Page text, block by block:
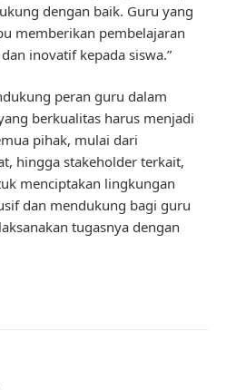
dengan baik. Guru yang
memberikan pembelajaran
inovatif kepada siswa.”
peran guru dalam
berkualitas harus menjadi
pihak, mulai dari
hingga stakeholder terkait,
menciptakan lingkungan
dan mendukung bagi guru
tugasnya dengan